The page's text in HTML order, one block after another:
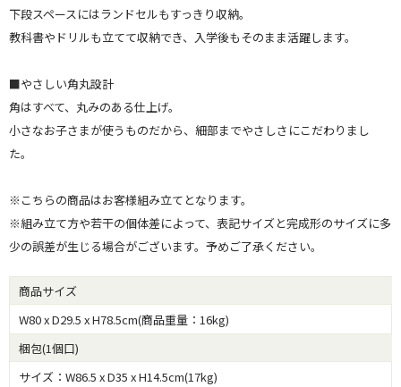
下段スペースにはランドセルもすっきり収納。
教科書やドリルも立てて収納でき、入学後もそのまま活躍します。
■やさしい角丸設計
角はすべて、丸みのある仕上げ。
小さなお子さまが使うものだから、細部までやさしさにこだわりまし
た。
※こちらの商品はお客様組み立てとなります。
※組み立て方や若干の個体差によって、表記サイズと完成形のサイズに多
少の誤差が生じる場合がございます。予めご了承ください。
商品サイズ
W80 x D29.5 x H78.5cm(商品重量：16kg)
梱包(1個口)
サイズ：W86.5 x D35 x H14.5cm(17kg)